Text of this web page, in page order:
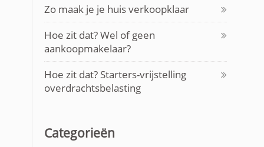
Zo maak je je huis verkoopklaar
Hoe zit dat? Wel of geen
aankoopmakelaar?
Hoe zit dat? Starters-vrijstelling
overdrachtsbelasting
Categorieën